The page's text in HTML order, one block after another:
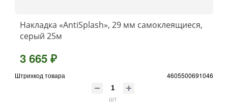
Накладка «AntiSplash», 29 мм самоклеящиеся,
серый 25м
3 665 ₽
Штрихкод товара 4605500691046
шт